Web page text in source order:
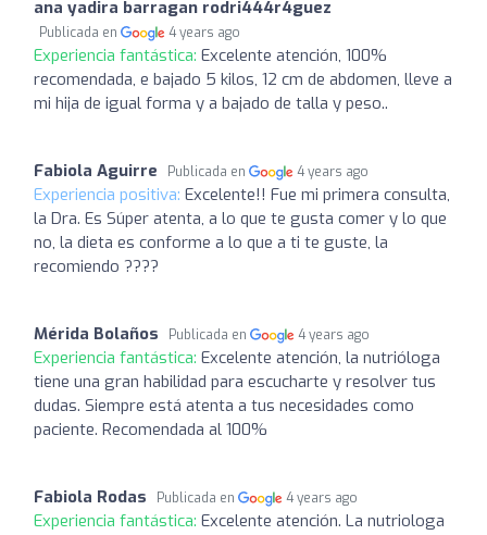
ana yadira barragan rodri444r4guez
Publicada en 4 years ago
Experiencia fantástica: Excelente atención, 100%
recomendada, e bajado 5 kilos, 12 cm de abdomen, lleve a
mi hija de igual forma y a bajado de talla y peso..
Fabiola Aguirre Publicada en 4 years ago
Experiencia positiva: Excelente!! Fue mi primera consulta,
la Dra. Es Súper atenta, a lo que te gusta comer y lo que
no, la dieta es conforme a lo que a ti te guste, la
recomiendo ????
Mérida Bolaños Publicada en 4 years ago
Experiencia fantástica: Excelente atención, la nutrióloga
tiene una gran habilidad para escucharte y resolver tus
dudas. Siempre está atenta a tus necesidades como
paciente. Recomendada al 100%
Fabiola Rodas Publicada en 4 years ago
Experiencia fantástica: Excelente atención. La nutriologa